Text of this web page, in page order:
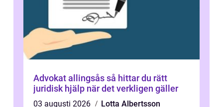
Advokat allingsås så hittar du rätt
juridisk hjälp när det verkligen gäller
03 augusti 2026
Lotta Albertsson